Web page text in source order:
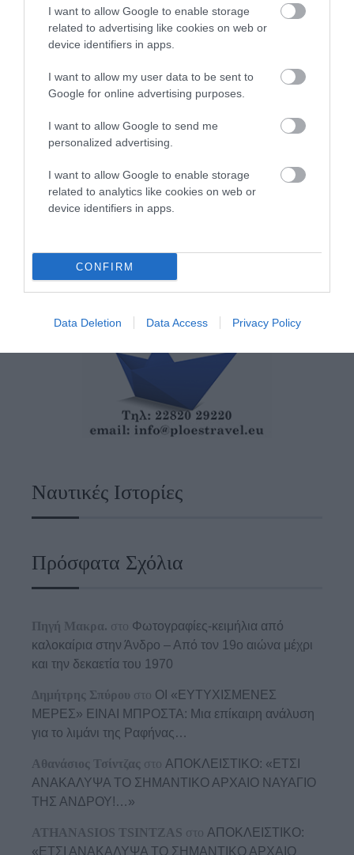
I want to allow Google to enable storage
related to advertising like cookies on web or
device identifiers in apps.
I want to allow my user data to be sent to
Google for online advertising purposes.
I want to allow Google to send me
personalized advertising.
I want to allow Google to enable storage
related to analytics like cookies on web or
device identifiers in apps.
CONFIRM
Data Deletion Data Access Privacy Policy
ΟΡΜΟΣ ΚΟΡΘΙΟΥ: Όταν η
φωτογραφία γίνεται μνήμη
08/08/2026
ΤΟΥΡΙΣΜΟ: Η φέρουσα
ικανότητα στο επίκεντρο
Ναυτικές Ιστορίες
Πρόσφατα Σχόλια
Πηγή Μακρα. στο Φωτογραφίες-κειμήλια από
καλοκαίρια στην Άνδρο – Από τον 19ο αιώνα μέχρι
και την δεκαετία του 1970
Δημήτρης Σπύρου στο ΟΙ «ΕΥΤΥΧΙΣΜΕΝΕΣ
ΜΕΡΕΣ» ΕΙΝΑΙ ΜΠΡΟΣΤΑ: Μια επίκαιρη ανάλυση
για το λιμάνι της Ραφήνας…
Αθανάσιος Τσίντζας στο ΑΠΟΚΛΕΙΣΤΙΚΟ: «ΕΤΣΙ
ΑΝΑΚΑΛΥΨΑ ΤΟ ΣΗΜΑΝΤΙΚΟ ΑΡΧΑΙΟ ΝΑΥΑΓΙΟ
ΤΗΣ ΑΝΔΡΟΥ!…»
ATHANASIOS TSINTZAS στο ΑΠΟΚΛΕΙΣΤΙΚΟ:
«ΕΤΣΙ ΑΝΑΚΑΛΥΨΑ ΤΟ ΣΗΜΑΝΤΙΚΟ ΑΡΧΑΙΟ